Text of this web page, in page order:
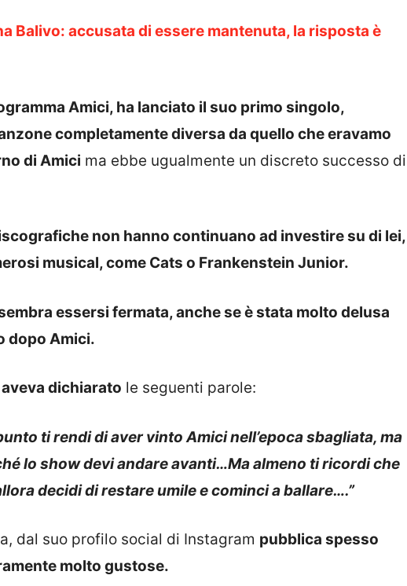
Balivo: accusata di essere mantenuta, la risposta è
Amici, ha lanciato il suo primo singolo,
completamente diversa da quello che eravamo
di Amici ma ebbe ugualmente un discreto successo di
non hanno continuano ad investire su di lei,
musical, come Cats o Frankenstein Junior.
essersi fermata, anche se è stata molto delusa
dopo Amici.
dichiarato le seguenti parole:
ti rendi di aver vinto Amici nell’epoca sbagliata, ma
lo show devi andare avanti…Ma almeno ti ricordi che
decidi di restare umile e cominci a ballare….”
dal suo profilo social di Instagram pubblica spesso
molto gustose.